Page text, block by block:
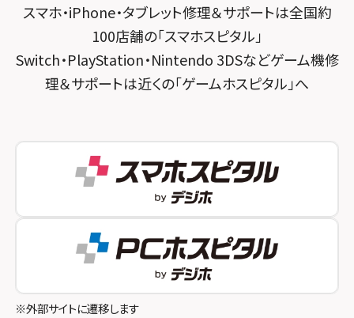
スマホスピタル 神田
スマホスピタル三軒茶屋
スマホスピタル秋葉原
スマホスピタル 自由が丘
スマホスピタルオリナス錦糸町
スマホスピタル テルル成増
スマホスピタル池袋
スマホスピタル八王子
スマホスピタル 京都宇治
スマホスピタル 福知山
スマホスピタル神戸三宮
スマホスピタル by デジホ 姫路キャスパ
スマホスピタル伊丹
スマホスピタル奈良生駒
スマホスピタル和歌山
スマホ・iPhone・タブレット修理＆サポートは全国約
100店舗の「スマホスピタル」
Switch・PlayStation・Nintendo 3DSなどゲーム機修
理＆サポートは近くの「ゲームホスピタル」へ
※外部サイトに遷移します